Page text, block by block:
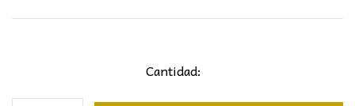
Cantidad: